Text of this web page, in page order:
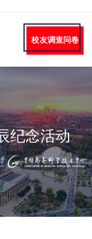
校友调查问卷
纪念活动